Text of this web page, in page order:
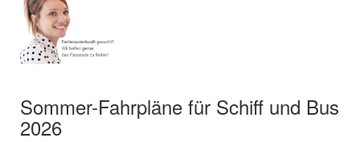
Sommer-Fahrpläne für Schiff und Bus
2026